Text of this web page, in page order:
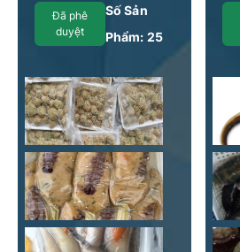
Mai, Thành phố Hà Nội,
Việt Nam
Đã phê
duyệt
Số Sản
Phẩm: 25
Nội